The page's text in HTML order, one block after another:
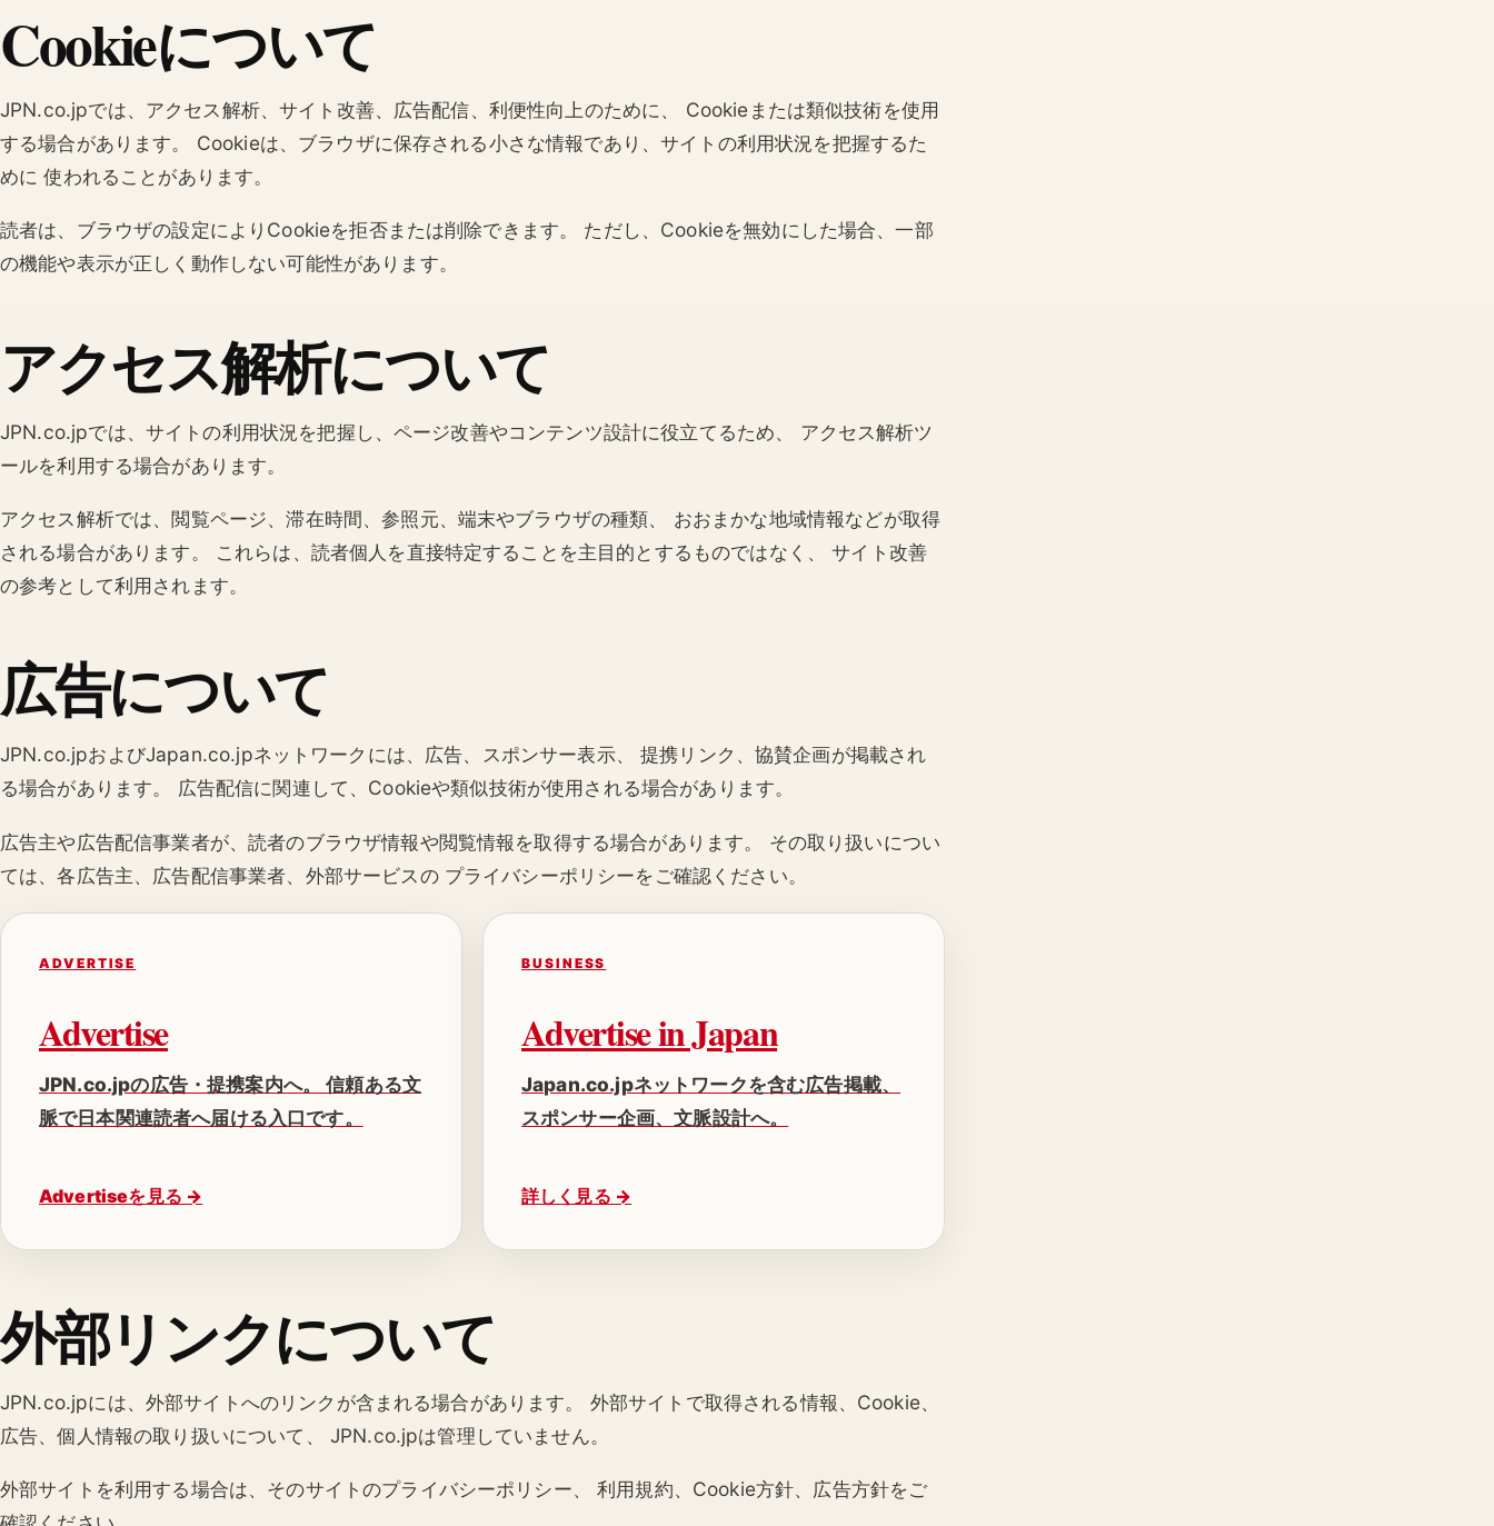
Cookieについて
JPN.co.jpでは、アクセス解析、サイト改善、広告配信、利便性向上のために、 Cookieまたは類似技術を使用
する場合があります。 Cookieは、ブラウザに保存される小さな情報であり、サイトの利用状況を把握するた
めに 使われることがあります。
読者は、ブラウザの設定によりCookieを拒否または削除できます。 ただし、Cookieを無効にした場合、一部
の機能や表示が正しく動作しない可能性があります。
アクセス解析について
JPN.co.jpでは、サイトの利用状況を把握し、ページ改善やコンテンツ設計に役立てるため、 アクセス解析ツ
ールを利用する場合があります。
アクセス解析では、閲覧ページ、滞在時間、参照元、端末やブラウザの種類、 おおまかな地域情報などが取得
される場合があります。 これらは、読者個人を直接特定することを主目的とするものではなく、 サイト改善
の参考として利用されます。
広告について
JPN.co.jpおよびJapan.co.jpネットワークには、広告、スポンサー表示、 提携リンク、協賛企画が掲載され
る場合があります。 広告配信に関連して、Cookieや類似技術が使用される場合があります。
広告主や広告配信事業者が、読者のブラウザ情報や閲覧情報を取得する場合があります。 その取り扱いについ
ては、各広告主、広告配信事業者、外部サービスの プライバシーポリシーをご確認ください。
ADVERTISE
Advertise
JPN.co.jpの広告・提携案内へ。 信頼ある文
脈で日本関連読者へ届ける入口です。
Advertiseを見る →
BUSINESS
Advertise in Japan
Japan.co.jpネットワークを含む広告掲載、
スポンサー企画、文脈設計へ。
詳しく見る →
外部リンクについて
JPN.co.jpには、外部サイトへのリンクが含まれる場合があります。 外部サイトで取得される情報、Cookie、
広告、個人情報の取り扱いについて、 JPN.co.jpは管理していません。
外部サイトを利用する場合は、そのサイトのプライバシーポリシー、 利用規約、Cookie方針、広告方針をご